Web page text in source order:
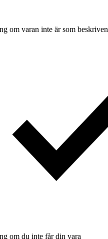
om varan inte är som beskriven
om du inte får din vara